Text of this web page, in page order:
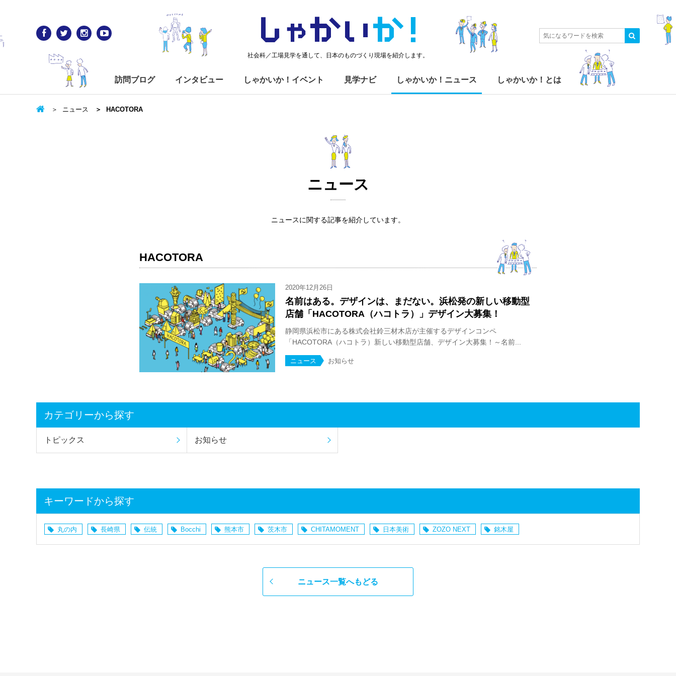
しゃかいか！
社会科／工場見学を通して、日本のものづくり現場を紹介します。
訪問ブログ インタビュー しゃかいか！イベント 見学ナビ しゃかいか！ニュース しゃかいか！とは
ニュース HACOTORA
ニュース
ニュースに関する記事を紹介しています。
HACOTORA
2020年12月26日
名前はある。デザインは、まだない。浜松発の新しい移動型
店舗「HACOTORA（ハコトラ）」デザイン大募集！
静岡県浜松市にある株式会社鈴三材木店が主催するデザインコンペ
「HACOTORA（ハコトラ）新しい移動型店舗、デザイン大募集！～名前...
ニュース お知らせ
カテゴリーから探す
トピックス お知らせ
キーワードから探す
丸の内 長崎県 伝統 Bocchi 熊本市 茨木市 CHITAMOMENT 日本美術 ZOZO NEXT 銘木屋
ニュース一覧へもどる